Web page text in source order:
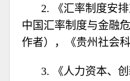
2. 《汇率制度安
中国汇率制度与金融
作者），《贵州社会科
3. 《人力资本、